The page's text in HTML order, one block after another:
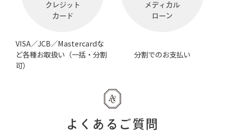
クレジット
カード
VISA／JCB／Mastercardな
ど各種お取扱い（一括・分割
可）
メディカル
ローン
分割でのお支払い
よくあるご質問